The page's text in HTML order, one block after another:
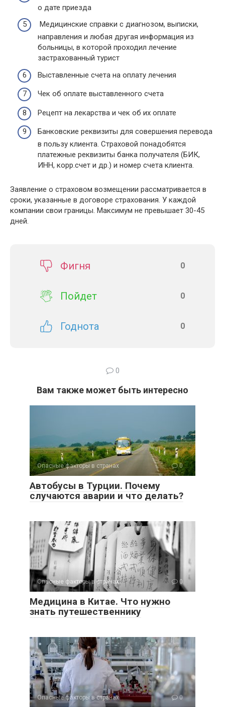
о дате приезда
Медицинские справки с диагнозом, выписки,
направления и любая другая информация из
больницы, в которой проходил лечение
застрахованный турист
Выставленные счета на оплату лечения
Чек об оплате выставленного счета
Рецепт на лекарства и чек об их оплате
Банковские реквизиты для совершения перевода
в пользу клиента. Страховой понадобятся
платежные реквизиты банка получателя (БИК,
ИНН, корр.счет и др.) и номер счета клиента.
Заявление о страховом возмещении рассматривается в
сроки, указанные в договоре страхования. У каждой
компании свои границы. Максимум не превышает 30-45
дней.
Фигня 0
Пойдет 0
Годнота 0
0
Вам также может быть интересно
Опасные факторы в странах 0
Автобусы в Турции. Почему
случаются аварии и что делать?
Опасные факторы в странах 0
Медицина в Китае. Что нужно
знать путешественнику
Опасные факторы в странах 0